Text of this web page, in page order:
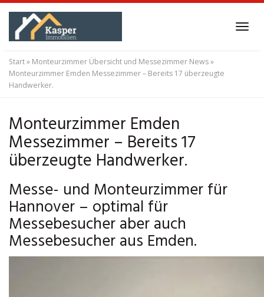
Skip
main
content
Start» Monteurzimmer Übersicht und Messezimmer News»
Monteurzimmer Emden Messezimmer – Bereits 17 überzeugte
Handwerker.
Monteurzimmer Emden
Messezimmer – Bereits 17
überzeugte Handwerker.
Messe- und Monteurzimmer für
Hannover – optimal für
Messebesucher aber auch
Messebesucher aus Emden.